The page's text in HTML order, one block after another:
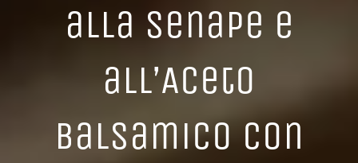
alla Senape e
all’Aceto
Balsamico con